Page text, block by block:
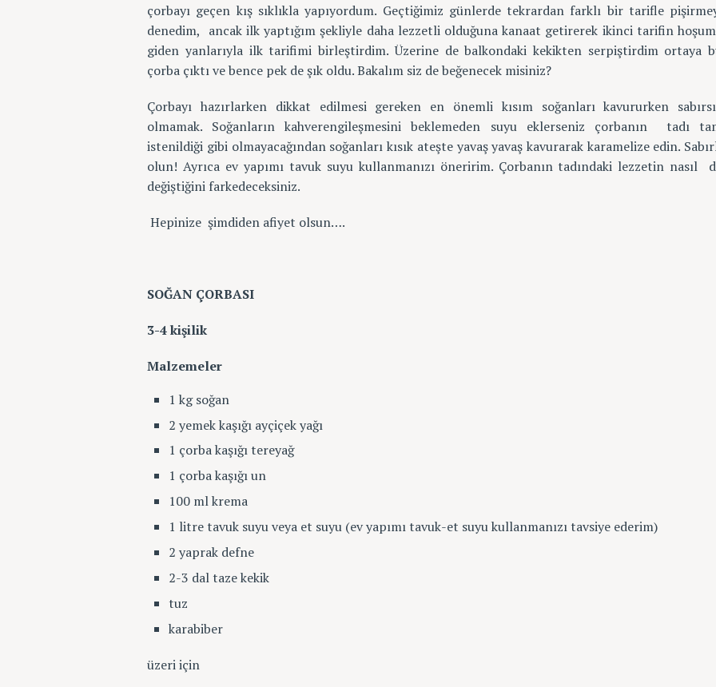
çorbayı geçen kış sıklıkla yapıyordum. Geçtiğimiz günlerde tekrardan farklı bir tarifle
denedim, ancak ilk yaptığım şekliyle daha lezzetli olduğuna kanaat getirerek ikinci tarifin
giden yanlarıyla ilk tarifimi birleştirdim. Üzerine de balkondaki kekikten serpiştirdim ortaya
çorba çıktı ve bence pek de şık oldu. Bakalım siz de beğenecek misiniz?
Çorbayı hazırlarken dikkat edilmesi gereken en önemli kısım soğanları kavururken
olmamak. Soğanların kahverengileşmesini beklemeden suyu eklerseniz çorbanın tadı
istenildiği gibi olmayacağından soğanları kısık ateşte yavaş yavaş kavurarak karamelize edin.
olun! Ayrıca ev yapımı tavuk suyu kullanmanızı öneririm. Çorbanın tadındaki lezzetin nasıl
değiştiğini farkedeceksiniz.
Hepinize şimdiden afiyet olsun….
SOĞAN ÇORBASI
3-4 kişilik
Malzemeler
1 kg soğan
2 yemek kaşığı ayçiçek yağı
1 çorba kaşığı tereyağ
1 çorba kaşığı un
100 ml krema
1 litre tavuk suyu veya et suyu (ev yapımı tavuk-et suyu kullanmanızı tavsiye ederim)
2 yaprak defne
2-3 dal taze kekik
tuz
karabiber
üzeri için
Aramayı iptal etmek